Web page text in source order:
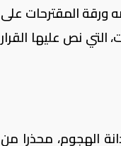
ورقة المقترحات على
التي نص عليها القرار
الهجوم، محذرا من